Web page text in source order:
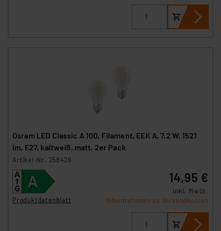
Osram LED Classic A 100, Filament, EEK A, 7,2 W, 1521
lm, E27, kaltweiß, matt, 2er Pack
Artikel-Nr. 258426
Produktdatenblatt
14,95 €
inkl. MwSt.
Informationen zu Versandkosten